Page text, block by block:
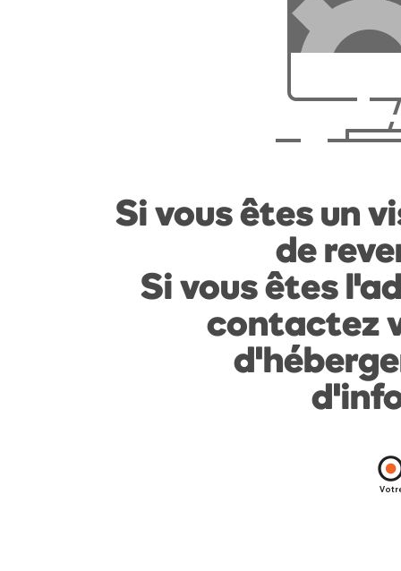
Si vous êtes un
de
Si vous êtes
contactez